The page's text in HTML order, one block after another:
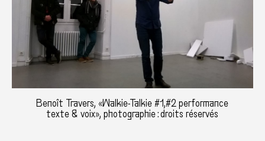
Benoît Travers, «Walkie-Talkie #1,#2 performance
texte & voix», photographie : droits réservés